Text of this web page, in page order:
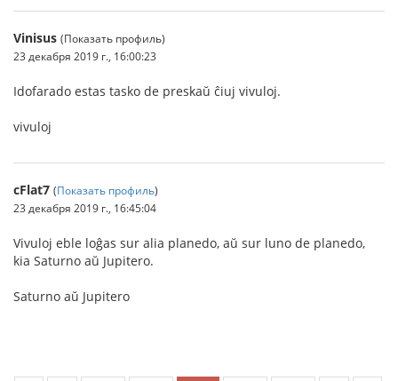
Vinisus (Показать профиль)
23 декабря 2019 г., 16:00:23
Idofarado estas tasko de preskaŭ ĉiuj vivuloj.
vivuloj
cFlat7 (Показать профиль)
23 декабря 2019 г., 16:45:04
Vivuloj eble loĝas sur alia planedo, aŭ sur luno de planedo,
kia Saturno aŭ Jupitero.
Saturno aŭ Jupitero